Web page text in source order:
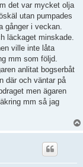
det var mycket olja
utan pumpades
gånger i veckan.
läckaget minskade.
ville inte låta
mm som följd.
anlitat bogserbåt
där och väntar på
men ägaren
mm så jag